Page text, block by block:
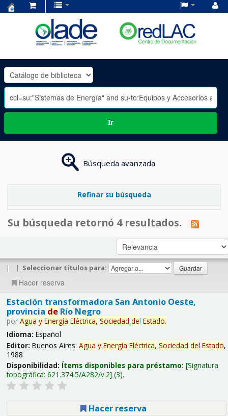
OLADE
-
Ir
Búsqueda avanzada
Refinar su búsqueda
Su búsqueda retornó 4 resultados.
| | Seleccionar títulos para:
Hacer reserva
Estación transformadora San Antonio Oeste,
provincia deRío Negro
por Agua y Energía Eléctrica, Sociedad del Estado.
Idioma: Español
Editor: Buenos Aires: Agua y Energía Eléctrica, Sociedad del Estado,
1988
Disponibilidad: Ítems disponibles para préstamo: Signatura
topográfica: 621.374.5/A282/v.2 (3).
Hacer reserva